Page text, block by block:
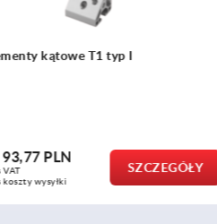
Zestawy kątowników typ B
od18,74 PLN
plus VAT
plus koszty wysyłki
SZCZEGÓŁY